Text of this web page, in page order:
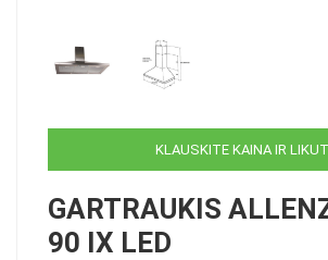
KLAUSKITE KAINA IR
GARTRAUKIS
90 IX LED